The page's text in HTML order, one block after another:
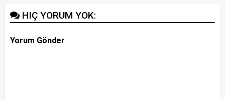
HIÇ YORUM YOK:
Yorum Gönder